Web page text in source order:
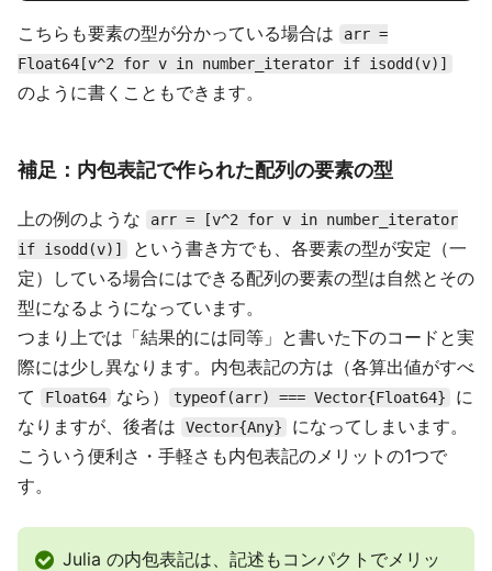
こちらも要素の型が分かっている場合は
arr =
Float64[v^2 for v in number_iterator if isodd(v)]
のように書くこともできます。
補足：内包表記で作られた配列の要素の型
上の例のような
arr = [v^2 for v in number_iterator
if isodd(v)]
という書き方でも、各要素の型が安定（一
定）している場合にはできる配列の要素の型は自然とその
型になるようになっています。
つまり上では「結果的には同等」と書いた下のコードと実
際には少し異なります。内包表記の方は（各算出値がすべ
て
Float64 なら） typeof(arr) === Vector{Float64}
に
なりますが、後者は
Vector{Any}
になってしまいます。
こういう便利さ・手軽さも内包表記のメリットの1つで
す。
Julia の内包表記は、記述もコンパクトでメリッ